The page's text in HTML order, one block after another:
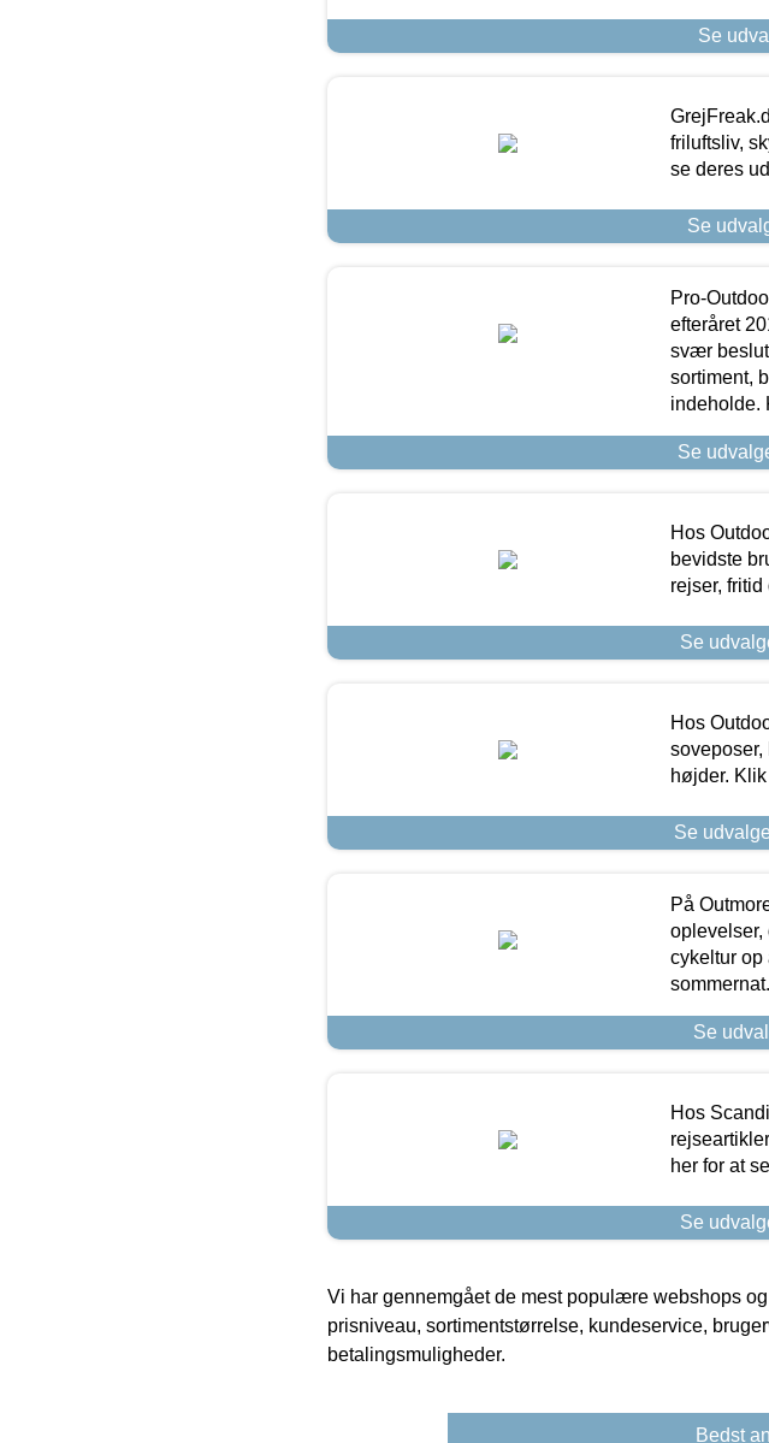
Se
friluftsliv,
se deres
Se
Pro-
efteråret
svær
sortiment,
indeholde.
Se
Hos
bevidste
rejser,
Se
Hos
højder.
Se
På
oplevelser,
cykeltur op
Se
Hos
her for at
Se
Vi har gennemgået de mest populære webshops
prisniveau, sortimentstørrelse, kundeservice,
betalingsmuligheder.
Bedst